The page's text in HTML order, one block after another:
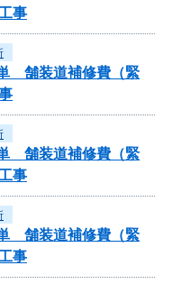
事
舗装道補修費（緊
舗装道補修費（緊
事
舗装道補修費（緊
事